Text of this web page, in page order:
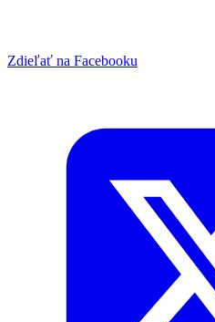
Zdieľať na Facebooku